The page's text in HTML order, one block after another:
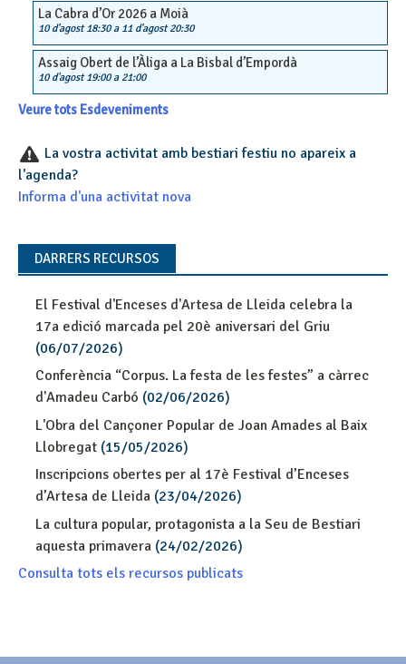
La Cabra d’Or 2026 a Moià
10 d'agost 18:30a 11 d'agost 20:30
Assaig Obert de l’Àliga a La Bisbal d’Empordà
10 d'agost 19:00a 21:00
Veure tots Esdeveniments
La vostra activitat amb bestiari festiu no apareix a
l'agenda?
Informa d'una activitat nova
DARRERS RECURSOS
El Festival d'Enceses d'Artesa de Lleida celebra la
17a edició marcada pel 20è aniversari del Griu
(06/07/2026)
Conferència “Corpus. La festa de les festes” a càrrec
d'Amadeu Carbó (02/06/2026)
L'Obra del Cançoner Popular de Joan Amades al Baix
Llobregat (15/05/2026)
Inscripcions obertes per al 17è Festival d’Enceses
d’Artesa de Lleida (23/04/2026)
La cultura popular, protagonista a la Seu de Bestiari
aquesta primavera (24/02/2026)
Consulta tots els recursos publicats